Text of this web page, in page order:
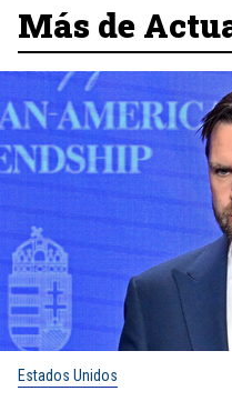
Más de
Estados Unidos